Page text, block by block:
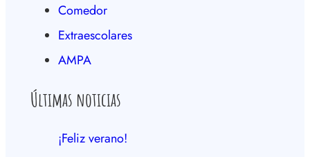
Comedor
Extraescolares
AMPA
Últimas noticias
¡Feliz verano!